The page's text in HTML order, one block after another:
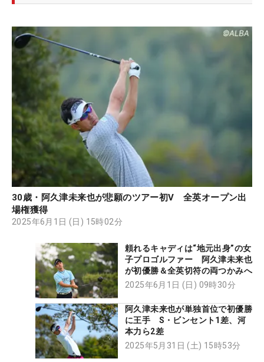
30歳・阿久津未来也が悲願のツアー初V 全英オープン出
場権獲得
2025年6月1日 (日) 15時02分
頼れるキャディは“地元出身”の女
子プロゴルファー 阿久津未来也
が初優勝＆全英切符の両つかみへ
2025年6月1日 (日) 09時30分
阿久津未来也が単独首位で初優勝
に王手 S・ビンセント1差、河
本力ら2差
2025年5月31日 (土) 15時53分